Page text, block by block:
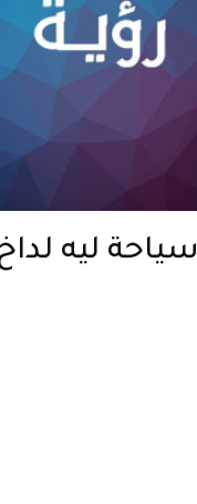
سياحة ليه